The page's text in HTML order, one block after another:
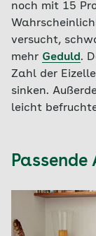
noch mit 15
versucht,
mehr Geduld .
Zahl der
sinken.
leicht
Passende